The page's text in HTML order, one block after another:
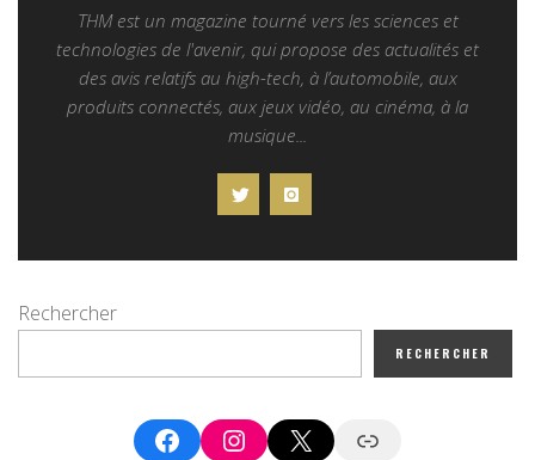
THM est un magazine tourné vers les sciences et
technologies de l'avenir, qui propose des actualités et
des avis relatifs au high-tech, à l’automobile, aux
produits connectés, aux jeux vidéo, au cinéma, à la
musique...
Rechercher
RECHERCHER
FacebookInstagram
X Google News